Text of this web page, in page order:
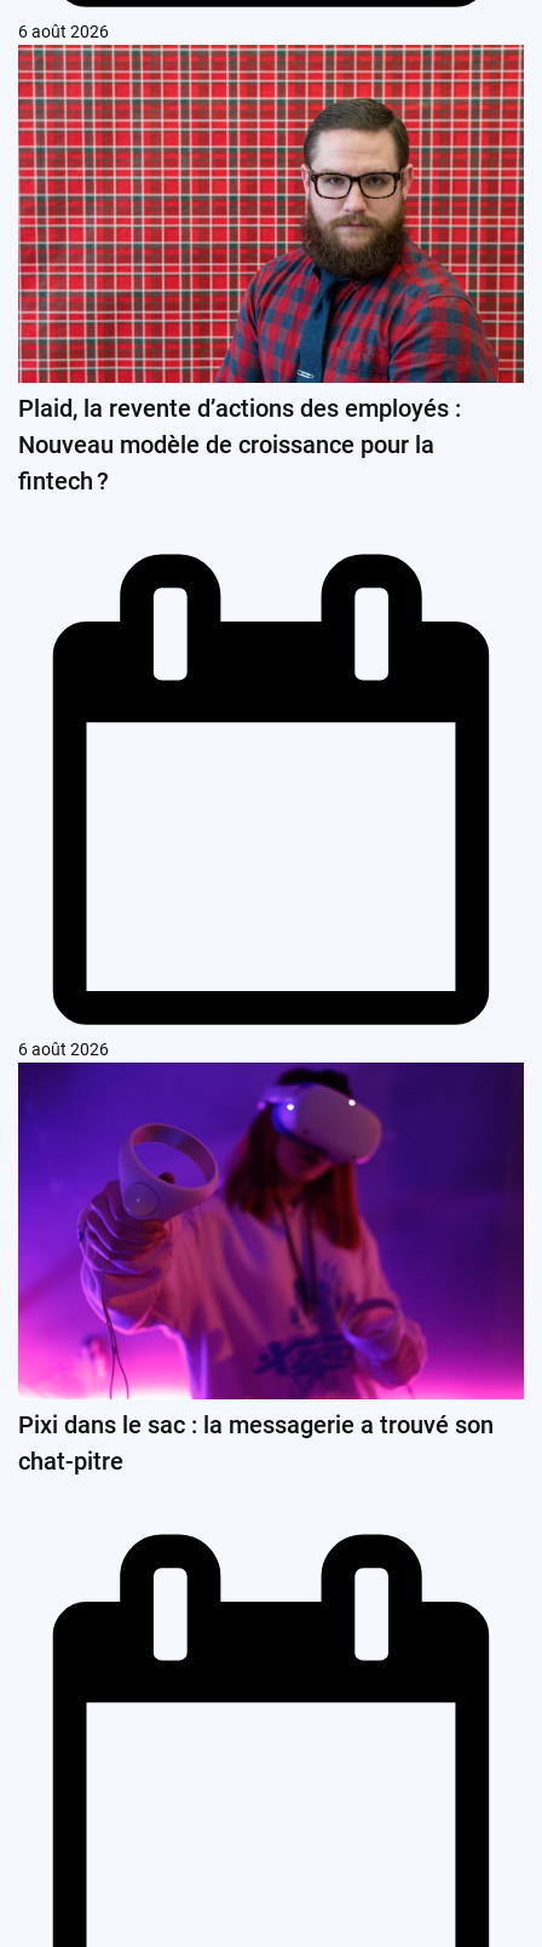
6 août 2026
Plaid, la revente d’actions des employés :
Nouveau modèle de croissance pour la
fintech ?
6 août 2026
Pixi dans le sac : la messagerie a trouvé son
chat-pitre